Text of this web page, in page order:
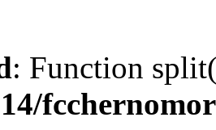
: Function